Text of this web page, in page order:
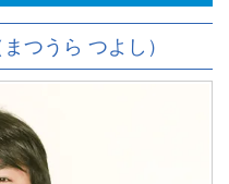
つうら つよし）